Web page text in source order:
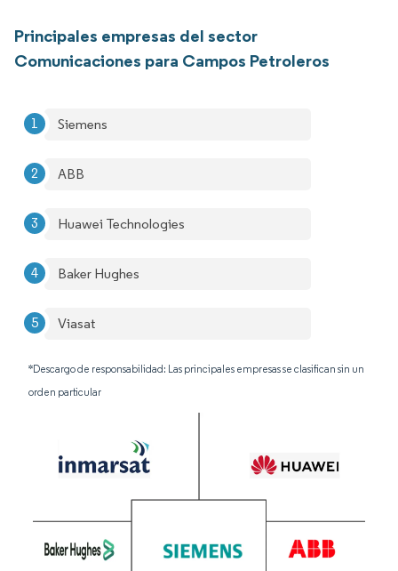
Principales empresas del sector
Comunicaciones para Campos Petroleros
Siemens
ABB
Huawei Technologies
Baker Hughes
Viasat
*Descargo de responsabilidad: Las principales empresas se clasifican sin un
orden particular